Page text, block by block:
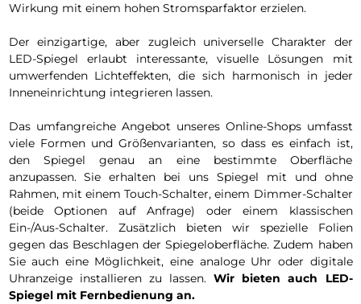
Wirkung mit einem hohen Stromsparfaktor erzielen.
Der einzigartige, aber zugleich universelle Charakter der
LED-Spiegel erlaubt interessante, visuelle Lösungen mit
umwerfenden Lichteffekten, die sich harmonisch in jeder
Inneneinrichtung integrieren lassen.
Das umfangreiche Angebot unseres Online-Shops umfasst
viele Formen und Größenvarianten, so dass es einfach ist,
den Spiegel genau an eine bestimmte Oberfläche
anzupassen. Sie erhalten bei uns Spiegel mit und ohne
Rahmen, mit einem Touch-Schalter, einem Dimmer-Schalter
(beide Optionen auf Anfrage) oder einem klassischen
Ein-/Aus-Schalter. Zusätzlich bieten wir spezielle Folien
gegen das Beschlagen der Spiegeloberfläche. Zudem haben
Sie auch eine Möglichkeit, eine analoge Uhr oder digitale
Uhranzeige installieren zu lassen.Wir bieten auch LED-
Spiegel mit Fernbedienung an.